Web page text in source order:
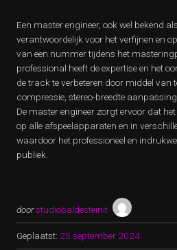
Een master engineer, ook wel bekend
verantwoordelijk voor het verfijnen en
van een nummer tijdens het
professional heeft de expertise en het
de track te verbeteren door middel van
compressie, stereo-breedte
De master engineer zorgt ervoor dat
op alle afspeelapparaten en in
waardoor het professioneel en
publiek.
doorstudiobaldesteinit
Geplaatst: 25 september 2024